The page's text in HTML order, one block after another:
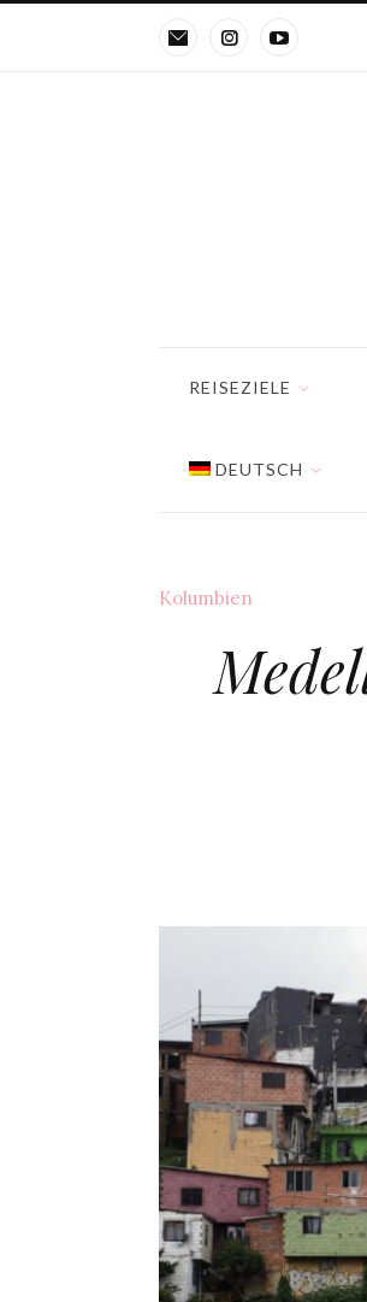
REISEZIELE
DEUTSCH
Kolumbien